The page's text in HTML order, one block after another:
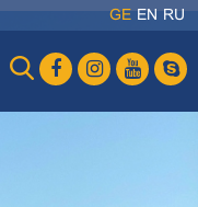
GE EN RU